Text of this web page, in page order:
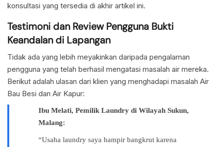
konsultasi yang tersedia di akhir artikel ini.
Testimoni dan Review Pengguna Bukti
Keandalan di Lapangan
Tidak ada yang lebih meyakinkan daripada pengalaman
pengguna yang telah berhasil mengatasi masalah air mereka.
Berikut adalah ulasan dari klien yang menghadapi masalah Air
Bau Besi dan Air Kapur:
Ibu Melati, Pemilik Laundry di Wilayah Sukun,
Malang:
“Usaha laundry saya hampir bangkrut karena